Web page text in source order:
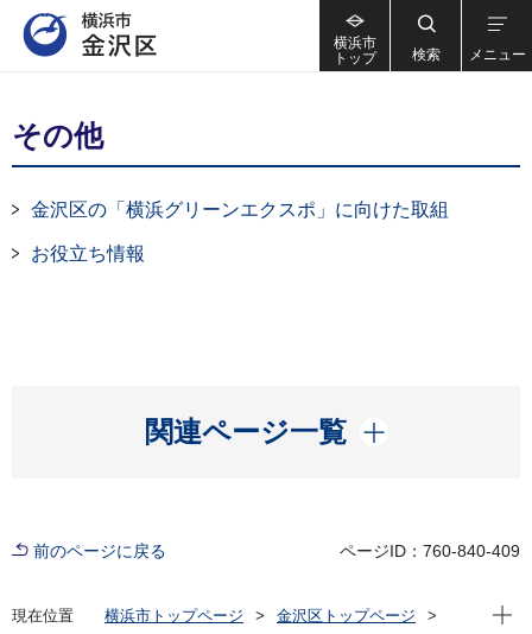
横浜市
トップ
検索 メニュー
その他
金沢区の「横浜グリーンエクスポ」に向けた取組
お役立ち情報
関連ページ一覧
開く
前のページに戻る ページID：760-840-409
現在位置 横浜市トップページ
金沢区トップページ
現在